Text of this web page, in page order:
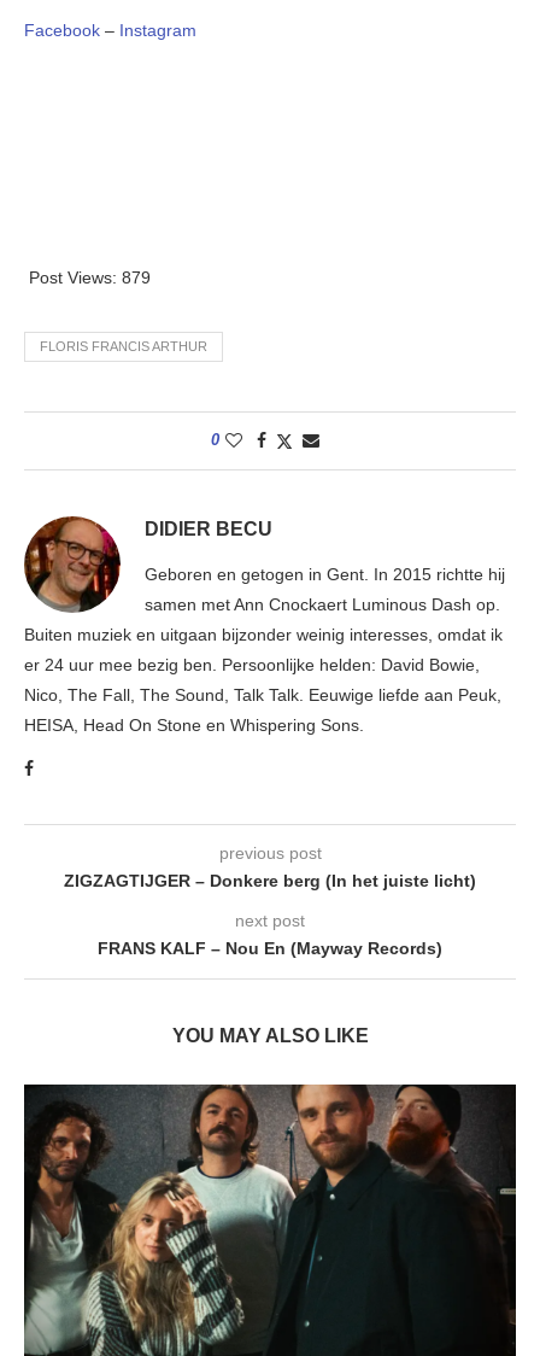
Facebook – Instagram
Post Views: 879
FLORIS FRANCIS ARTHUR
0
DIDIER BECU
Geboren en getogen in Gent. In 2015 richtte hij
samen met Ann Cnockaert Luminous Dash op.
Buiten muziek en uitgaan bijzonder weinig interesses, omdat ik
er 24 uur mee bezig ben. Persoonlijke helden: David Bowie,
Nico, The Fall, The Sound, Talk Talk. Eeuwige liefde aan Peuk,
HEISA, Head On Stone en Whispering Sons.
previous post
ZIGZAGTIJGER – Donkere berg (In het juiste licht)
next post
FRANS KALF – Nou En (Mayway Records)
YOU MAY ALSO LIKE